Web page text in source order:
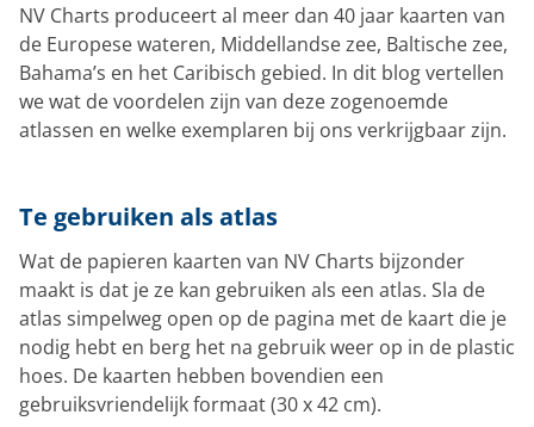
NV Charts produceert al meer dan 40 jaar kaarten van
de Europese wateren, Middellandse zee, Baltische zee,
Bahama’s en het Caribisch gebied. In dit blog vertellen
we wat de voordelen zijn van deze zogenoemde
atlassen en welke exemplaren bij ons verkrijgbaar zijn.
Te gebruiken als atlas
Wat de papieren kaarten van NV Charts bijzonder
maakt is dat je ze kan gebruiken als een atlas. Sla de
atlas simpelweg open op de pagina met de kaart die je
nodig hebt en berg het na gebruik weer op in de plastic
hoes. De kaarten hebben bovendien een
gebruiksvriendelijk formaat (30 x 42 cm).